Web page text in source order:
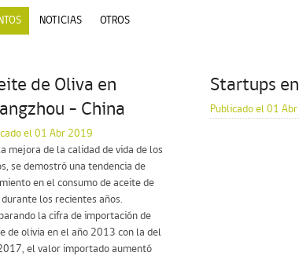
NOTICIAS OTROS
de Oliva en
– China
el 01 Abr 2019
mejora de la calidad de vida de los
se demostró una tendencia de
en el consumo de aceite de
los recientes años.
la cifra de importación de
de olivia en el año 2013 con la del
el valor importado aumentó
Startups
Publicado el 01